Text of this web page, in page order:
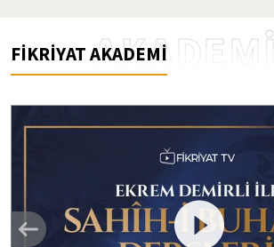
FİKRİYAT AKADEMİAKADEMİ